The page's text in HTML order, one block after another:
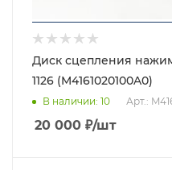
Диск сцепления
1126 (M4161020100A0)
В наличии: 10 Арт.:
20 000 ₽/шт